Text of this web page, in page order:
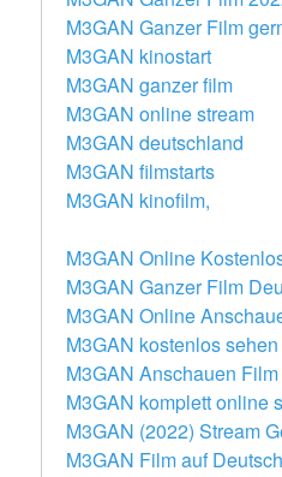
M3GAN Ganzer Film
M3GAN kinostart
M3GAN ganzer film
M3GAN online stream
M3GAN deutschland
M3GAN filmstarts
M3GAN kinofilm,
M3GAN Online
M3GAN Ganzer Film
M3GAN Online
M3GAN kostenlos sehen
M3GAN Anschauen Film
M3GAN komplett online
M3GAN (2022) Stream
M3GAN Film auf Deutsch